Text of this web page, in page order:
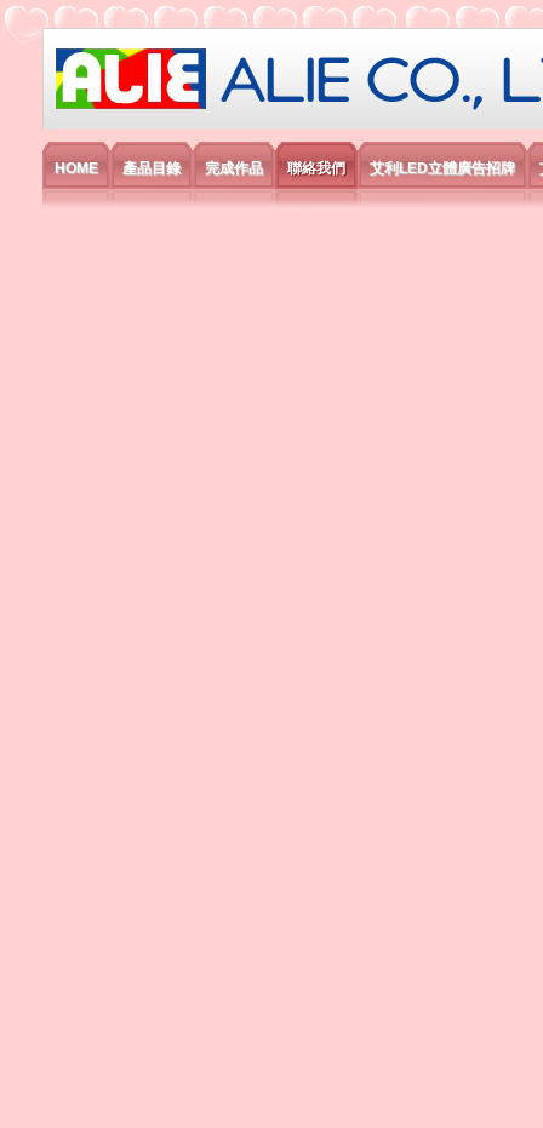
艾利國際電子有限公司
HOME 產品目錄 完成作品 聯絡我們 艾利LED立體廣告招牌